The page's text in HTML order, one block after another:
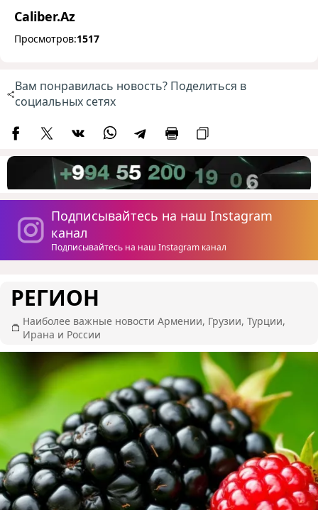
Caliber.Az
Просмотров:1517
Вам понравилась новость? Поделиться в
социальных сетях
Подписывайтесь на наш Instagram
канал
Подписывайтесь на наш Instagram канал
РЕГИОН
Наиболее важные новости Армении, Грузии, Турции,
Ирана и России